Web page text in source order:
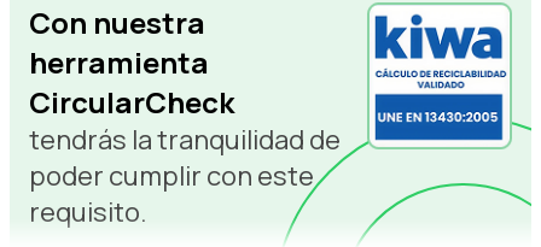
Con nuestra
herramienta
CircularCheck
tendrás la tranquilidad de
poder cumplir con este
requisito.